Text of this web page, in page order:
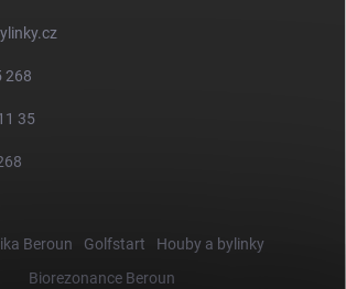
268
35
Beroun Golfstart
Houby a bylinky
Biorezonance Beroun